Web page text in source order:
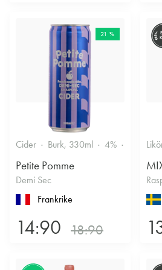
21 %
Cider Burk, 330ml 4% Torr/
Petite Pomme
Demi Sec
Frankrike
14:90 18:90